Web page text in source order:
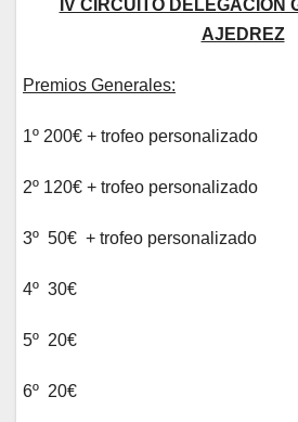
IV CIRCUITO DELEGACIÓN
AJEDREZ
Premios Generales:
1º 200€ + trofeo personalizado
2º 120€ + trofeo personalizado
3º 50€ + trofeo personalizado
4º 30€
5º 20€
6º 20€